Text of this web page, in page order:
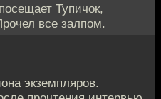
Тупичок,
все залпом.
экземпляров.